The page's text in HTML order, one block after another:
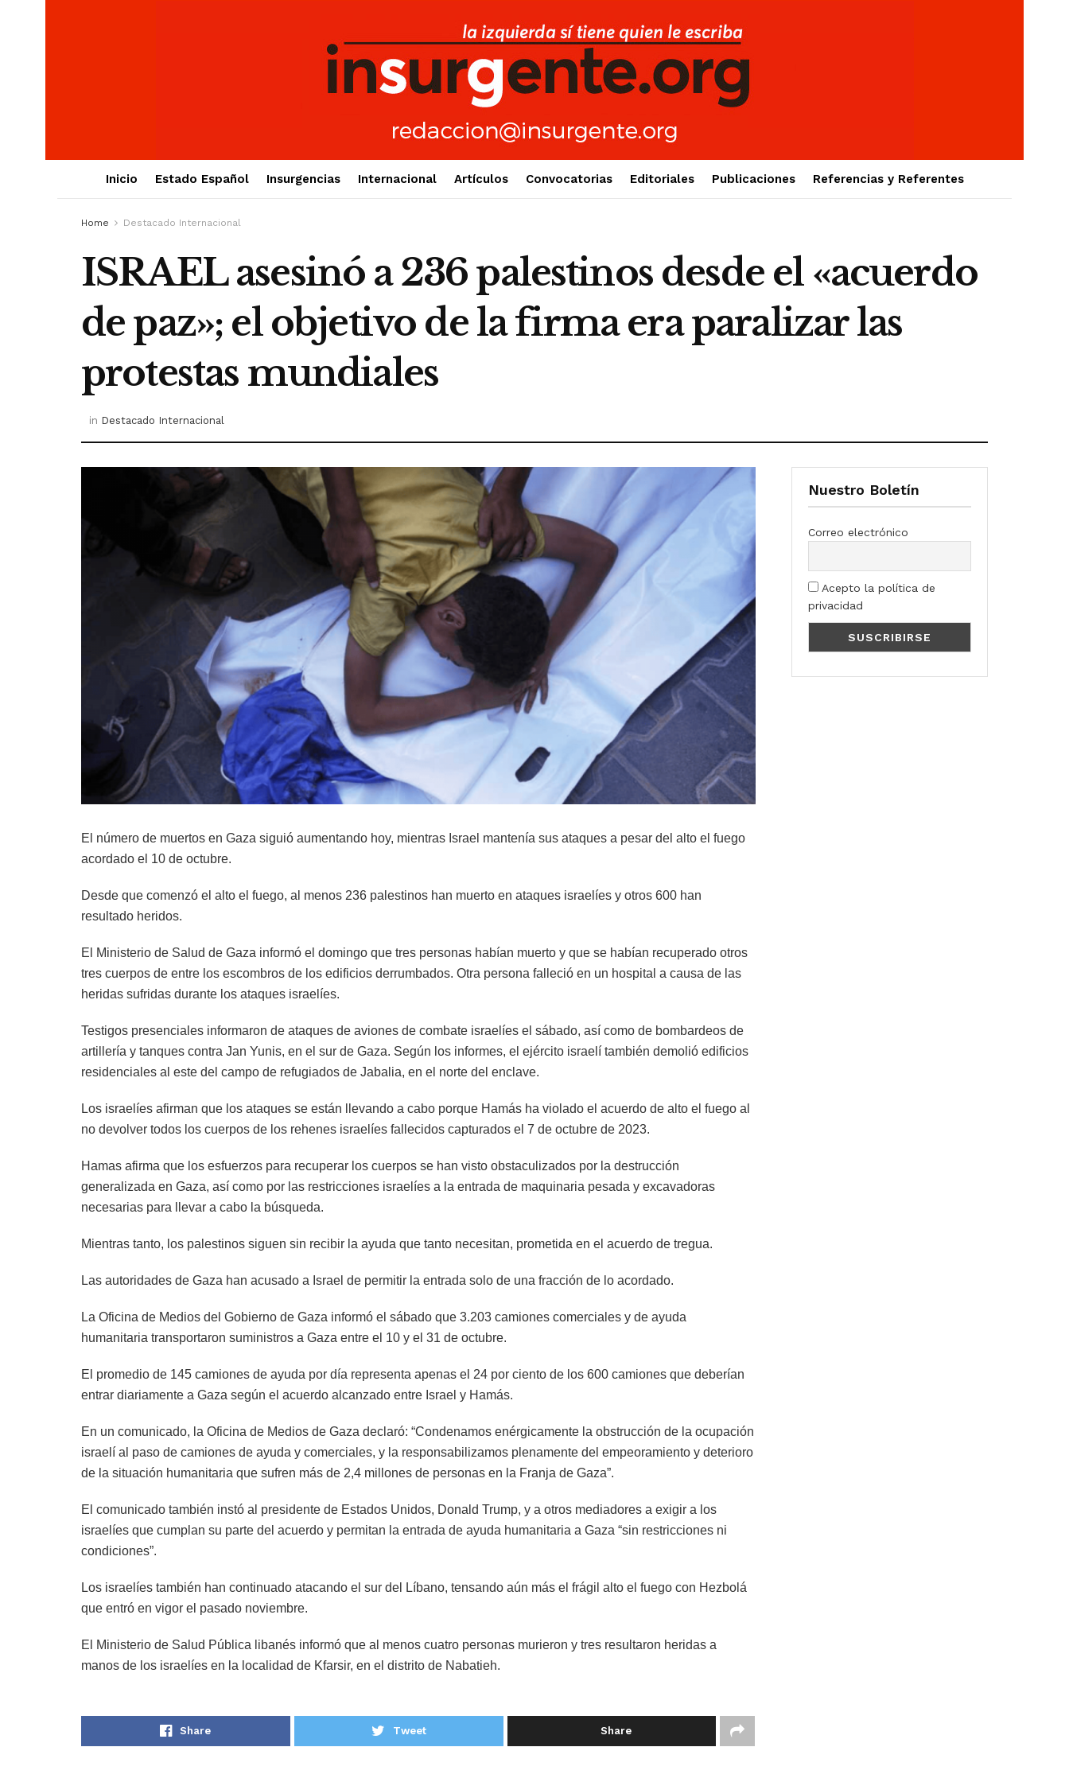
Inicio Estado Español Insurgencias Internacional Artículos Convocatorias Editoriales Publicaciones Referencias y Referentes
Home Destacado Internacional
ISRAEL asesinó a 236 palestinos desde el «acuerdo
de paz»; el objetivo de la firma era paralizar las
protestas mundiales
in Destacado Internacional
El número de muertos en Gaza siguió aumentando hoy, mientras Israel mantenía sus ataques a pesar del alto el fuego
acordado el 10 de octubre.
Desde que comenzó el alto el fuego, al menos 236 palestinos han muerto en ataques israelíes y otros 600 han
resultado heridos.
El Ministerio de Salud de Gaza informó el domingo que tres personas habían muerto y que se habían recuperado otros
tres cuerpos de entre los escombros de los edificios derrumbados. Otra persona falleció en un hospital a causa de las
heridas sufridas durante los ataques israelíes.
Testigos presenciales informaron de ataques de aviones de combate israelíes el sábado, así como de bombardeos de
artillería y tanques contra Jan Yunis, en el sur de Gaza. Según los informes, el ejército israelí también demolió edificios
residenciales al este del campo de refugiados de Jabalia, en el norte del enclave.
Los israelíes afirman que los ataques se están llevando a cabo porque Hamás ha violado el acuerdo de alto el fuego al
no devolver todos los cuerpos de los rehenes israelíes fallecidos capturados el 7 de octubre de 2023.
Hamas afirma que los esfuerzos para recuperar los cuerpos se han visto obstaculizados por la destrucción
generalizada en Gaza, así como por las restricciones israelíes a la entrada de maquinaria pesada y excavadoras
necesarias para llevar a cabo la búsqueda.
Mientras tanto, los palestinos siguen sin recibir la ayuda que tanto necesitan, prometida en el acuerdo de tregua.
Las autoridades de Gaza han acusado a Israel de permitir la entrada solo de una fracción de lo acordado.
La Oficina de Medios del Gobierno de Gaza informó el sábado que 3.203 camiones comerciales y de ayuda
humanitaria transportaron suministros a Gaza entre el 10 y el 31 de octubre.
El promedio de 145 camiones de ayuda por día representa apenas el 24 por ciento de los 600 camiones que deberían
entrar diariamente a Gaza según el acuerdo alcanzado entre Israel y Hamás.
En un comunicado, la Oficina de Medios de Gaza declaró: “Condenamos enérgicamente la obstrucción de la ocupación
israelí al paso de camiones de ayuda y comerciales, y la responsabilizamos plenamente del empeoramiento y deterioro
de la situación humanitaria que sufren más de 2,4 millones de personas en la Franja de Gaza”.
El comunicado también instó al presidente de Estados Unidos, Donald Trump, y a otros mediadores a exigir a los
israelíes que cumplan su parte del acuerdo y permitan la entrada de ayuda humanitaria a Gaza “sin restricciones ni
condiciones”.
Los israelíes también han continuado atacando el sur del Líbano, tensando aún más el frágil alto el fuego con Hezbolá
que entró en vigor el pasado noviembre.
El Ministerio de Salud Pública libanés informó que al menos cuatro personas murieron y tres resultaron heridas a
manos de los israelíes en la localidad de Kfarsir, en el distrito de Nabatieh.
Share Tweet Share
Nuestro Boletín
Correo electrónico
Acepto la política de
privacidad